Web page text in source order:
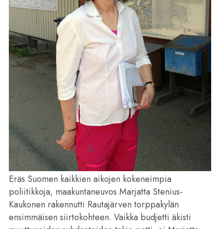
Eräs Suomen kaikkien aikojen kokeneimpia
poliitikkoja, maakuntaneuvos Marjatta Stenius-
Kaukonen rakennutti Rautajärven torppakylän
ensimmäisen siirtokohteen. Vaikka budjetti äkisti